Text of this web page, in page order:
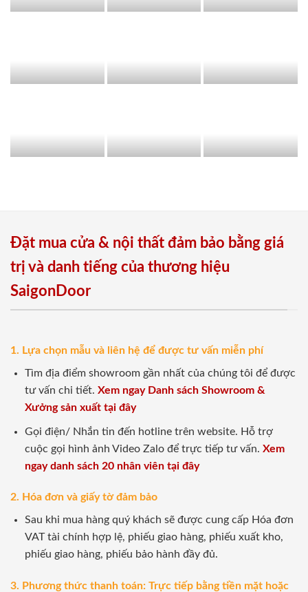
Đặt mua cửa & nội thất đảm bảo bằng giá
trị và danh tiếng của thương hiệu
SaigonDoor
1. Lựa chọn mẫu và liên hệ để được tư vấn miễn phí
Tìm địa điểm showroom gần nhất của chúng tôi để được
tư vấn chi tiết. Xem ngay Danh sách Showroom &
Xưởng sản xuất tại đây
Gọi điện/ Nhắn tin đến hotline trên website. Hỗ trợ
cuộc gọi hình ảnh Video Zalo để trực tiếp tư vấn. Xem
ngay danh sách 20 nhân viên tại đây
2. Hóa đơn và giấy tờ đảm bảo
Sau khi mua hàng quý khách sẽ được cung cấp Hóa đơn
VAT tài chính hợp lệ, phiếu giao hàng, phiếu xuất kho,
phiếu giao hàng, phiếu bảo hành đầy đủ.
3. Phương thức thanh toán: Trực tiếp bằng tiền mặt hoặc